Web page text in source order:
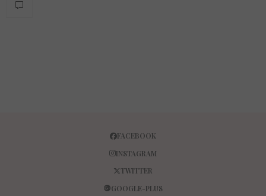
FACEBOOK
INSTAGRAM
TWITTER
GOOGLE-PLUS